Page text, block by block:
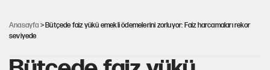
Anasayfa > Bütçede faiz yükü emekli ödemelerini zorluyor: Faiz harcamaları rekor
seviyede